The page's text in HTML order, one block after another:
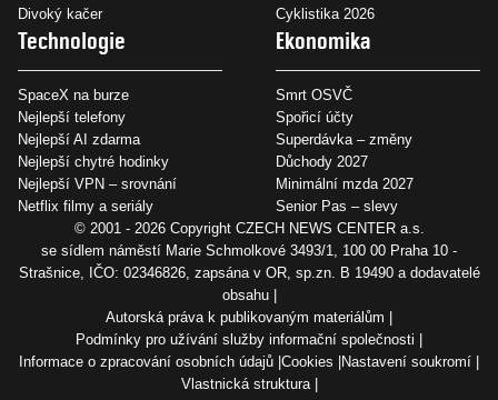
Divoký kačer
Cyklistika 2026
Technologie
SpaceX na burze
Nejlepší telefony
Nejlepší AI zdarma
Nejlepší chytré hodinky
Nejlepší VPN – srovnání
Netflix filmy a seriály
Ekonomika
Smrt OSVČ
Spořicí účty
Superdávka – změny
Důchody 2027
Minimální mzda 2027
Senior Pas – slevy
© 2001 - 2026 Copyright CZECH NEWS CENTER a.s.
se sídlem náměstí Marie Schmolkové 3493/1, 100 00 Praha 10 -
Strašnice, IČO: 02346826, zapsána v OR, sp.zn. B 19490 a dodavatelé
obsahu
Autorská práva k publikovaným materiálům
Podmínky pro užívání služby informační společnosti
Informace o zpracování osobních údajů Cookies Nastavení soukromí
Vlastnická struktura